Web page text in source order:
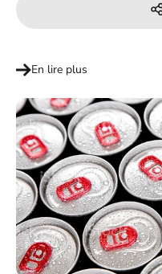
En lire plus